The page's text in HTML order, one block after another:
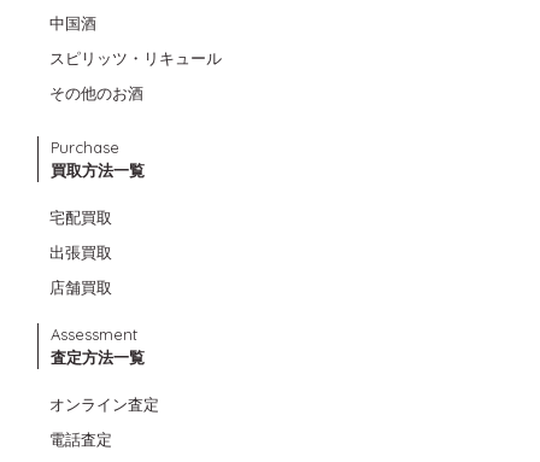
中国酒
スピリッツ・リキュール
その他のお酒
Purchase
買取方法一覧
宅配買取
出張買取
店舗買取
Assessment
査定方法一覧
オンライン査定
電話査定